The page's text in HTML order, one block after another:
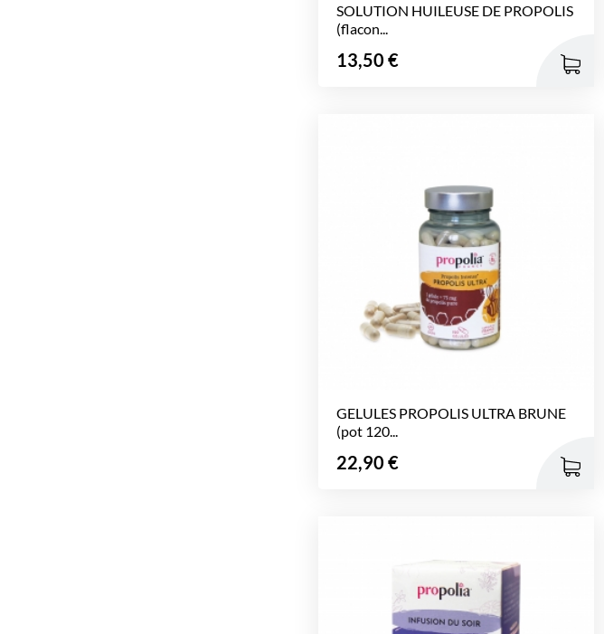
SOLUTION HUILEUSE DE PROPOLIS
(flacon...
Prix
13,50 €
GELULES PROPOLIS ULTRA BRUNE
(pot 120...
Prix
22,90 €